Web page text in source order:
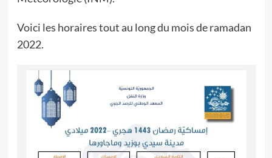
Voici les horaires tout au long du mois de ramadan
2022.